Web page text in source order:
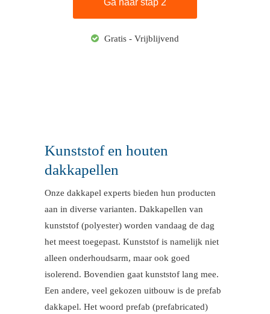
Gratis - Vrijblijvend
Kunststof en houten
dakkapellen
Onze dakkapel experts bieden hun producten
aan in diverse varianten. Dakkapellen van
kunststof (polyester) worden vandaag de dag
het meest toegepast. Kunststof is namelijk niet
alleen onderhoudsarm, maar ook goed
isolerend. Bovendien gaat kunststof lang mee.
Een andere, veel gekozen uitbouw is de prefab
dakkapel. Het woord prefab (prefabricated)